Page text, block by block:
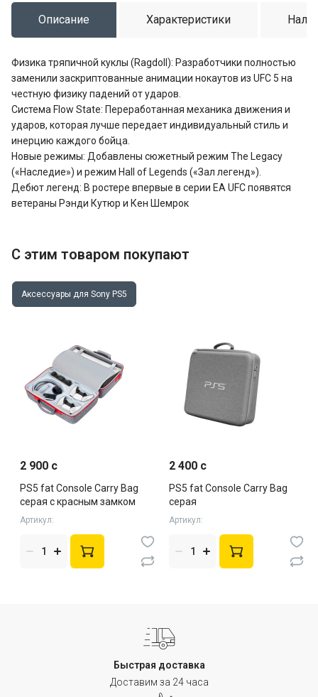
Описание Характеристики
Физика тряпичной куклы (Ragdoll): Разработчики полностью
заменили заскриптованные анимации нокаутов из UFC 5 на
честную физику падений от ударов.
Система Flow State: Переработанная механика движения и
ударов, которая лучше передает индивидуальный стиль и
инерцию каждого бойца.
Новые режимы: Добавлены сюжетный режим The Legacy
(«Наследие») и режим Hall of Legends («Зал легенд»).
Дебют легенд: В ростере впервые в серии EA UFC появятся
ветераны Рэнди Кутюр и Кен Шемрок
С этим товаром покупают
Аксессуары для Sony PS5
2 900 c
PS5 fat Console Carry Bag
серая с красным замком
Артикул:
2 400 c
PS5 fat Console Carry Bag
серая
Артикул:
Быстрая доставка
Доставим за 24 часа